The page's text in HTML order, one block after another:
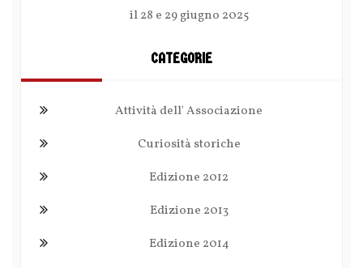
il 28 e 29 giugno 2025
CATEGORIE
Attività dell' Associazione
Curiosità storiche
Edizione 2012
Edizione 2013
Edizione 2014